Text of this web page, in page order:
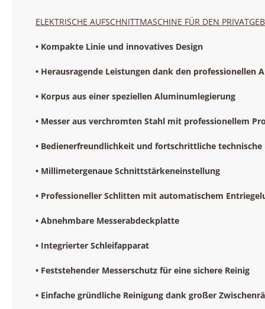
ELEKTRISCHE AUFSCHNITTMASCHINE FÜR DEN
• Kompakte Linie und innovatives Design
• Herausragende Leistungen dank den professionellen
• Korpus aus einer speziellen Aluminumlegierung
• Messer aus verchromten Stahl mit professionellem
• Bedienerfreundlichkeit und fortschrittliche technische
• Millimetergenaue Schnittstärkeneinstellung
• Professioneller Schlitten mit automatischem
• Abnehmbare Messerabdeckplatte
• Integrierter Schleifapparat
• Feststehender Messerschutz für eine sichere Reinig
• Einfache gründliche Reinigung dank großer